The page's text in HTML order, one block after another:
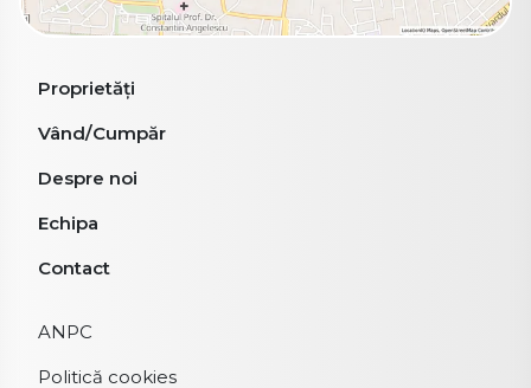
Proprietăți
Vând/Cumpăr
Despre noi
Echipa
Contact
ANPC
Politică cookies